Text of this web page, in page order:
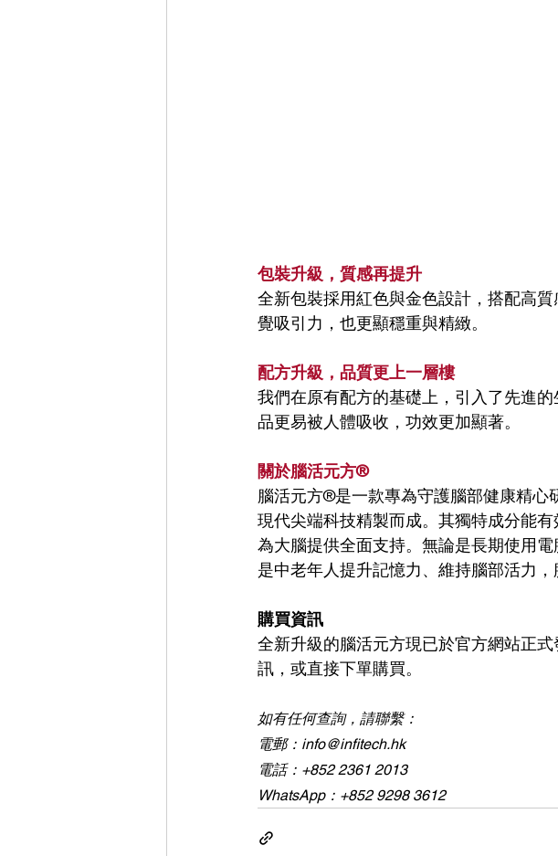
包裝升級，質感再提升
全新包裝採用紅色與金色設計，搭配高
覺吸引力，也更顯穩重與精緻。
配方升級，品質更上一層樓
我們在原有配方的基礎上，引入了先進
品更易被人體吸收，功效更加顯著。
關於腦活元方®
腦活元方®是一款專為守護腦部健康精心
現代尖端科技精製而成。其獨特成分能
為大腦提供全面支持。無論是長期使用
是中老年人提升記憶力、維持腦部活力，
購買資訊
全新升級的腦活元方現已於官方網站正
訊，或直接下單購買。
如有任何查詢，請聯繫：
電郵：info@infitech.hk
電話：+852 2361 2013
WhatsApp：+852 9298 3612